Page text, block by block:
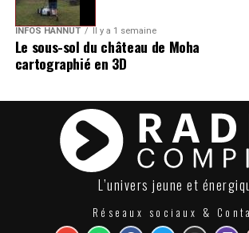
INFOS HANNUT Il y a 1 semaine
Le sous-sol du château de Moha
cartographié en 3D
L’univers jeune et
Réseaux sociaux &